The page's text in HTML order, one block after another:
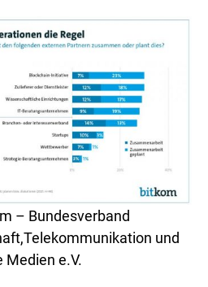
– Bundesverband
und
Medien e.V.